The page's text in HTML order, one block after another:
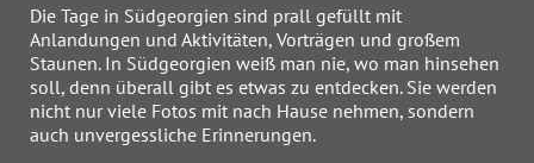
Die Tage in Südgeorgien sind prall gefüllt mit
Anlandungen und Aktivitäten, Vorträgen und großem
Staunen. In Südgeorgien weiß man nie, wo man hinsehen
soll, denn überall gibt es etwas zu entdecken. Sie werden
nicht nur viele Fotos mit nach Hause nehmen, sondern
auch unvergessliche Erinnerungen.